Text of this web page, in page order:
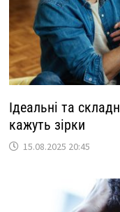
Ідеальні та
кажуть зірки
15.08.2025 20:45